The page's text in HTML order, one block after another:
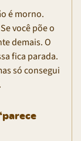
é morno.
você põe o
demais. O
fica parada.
só consegui